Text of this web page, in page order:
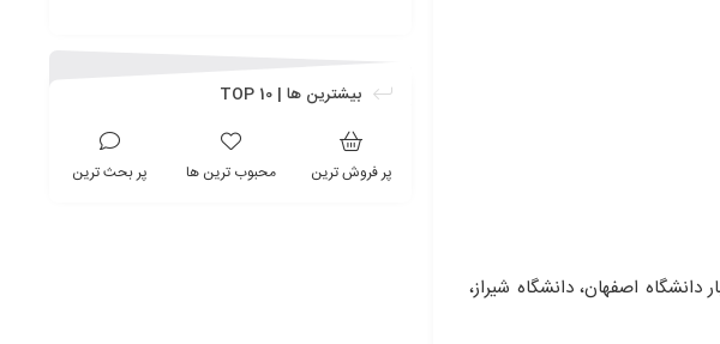
ارشد و دکترا تدریس می‌شد. در سال ۱۳۸۷، برای اولین بار دانشگاه اصفهان، دانشگاه شیراز،
بیشترین ها | TOP 10
پر فروش ترین محبوب ترین ها پر بحث ترین